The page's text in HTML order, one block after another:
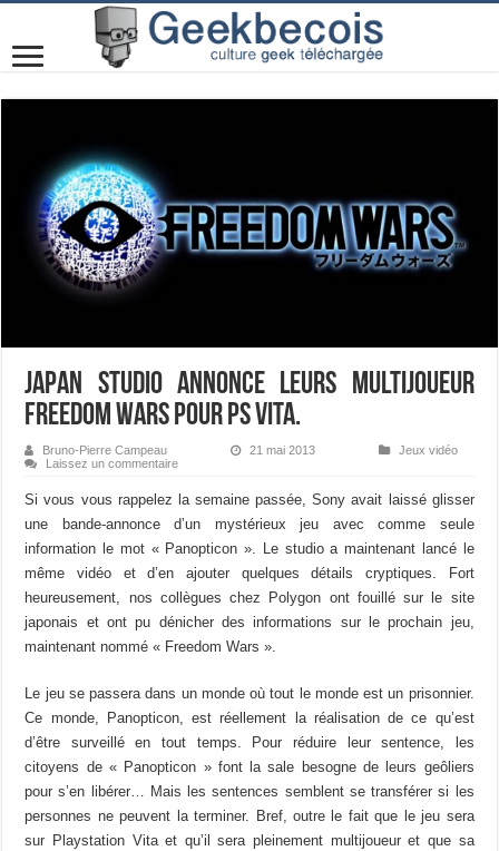
Japan Studio annonce leurs multijoueur
Freedom Wars pour PS Vita.
Bruno-Pierre Campeau 21 mai 2013
Jeux vidéo
Laissez un commentaire
Si vous vous rappelez la semaine passée, Sony avait laissé glisser
une bande-annonce d’un mystérieux jeu avec comme seule
information le mot « Panopticon ». Le studio a maintenant lancé le
même vidéo et d’en ajouter quelques détails cryptiques. Fort
heureusement, nos collègues chez Polygon ont fouillé sur le site
japonais et ont pu dénicher des informations sur le prochain jeu,
maintenant nommé « Freedom Wars ».
Le jeu se passera dans un monde où tout le monde est un prisonnier.
Ce monde, Panopticon, est réellement la réalisation de ce qu’est
d’être surveillé en tout temps. Pour réduire leur sentence, les
citoyens de « Panopticon » font la sale besogne de leurs geôliers
pour s’en libérer… Mais les sentences semblent se transférer si les
personnes ne peuvent la terminer. Bref, outre le fait que le jeu sera
sur Playstation Vita et qu’il sera pleinement multijoueur et que sa